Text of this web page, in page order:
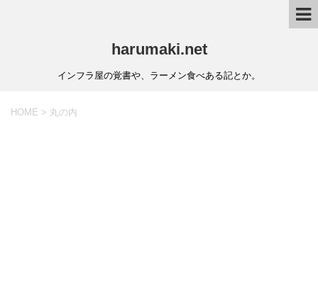
harumaki.net
インフラ屋の覚書や、ラーメン食べある記とか。
HOME > 丸の内